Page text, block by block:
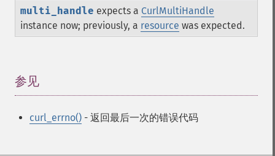
multi_handle expects a CurlMultiHandle
instance now; previously, a resource was expected.
参见
curl_errno() - 返回最后一次的错误代码